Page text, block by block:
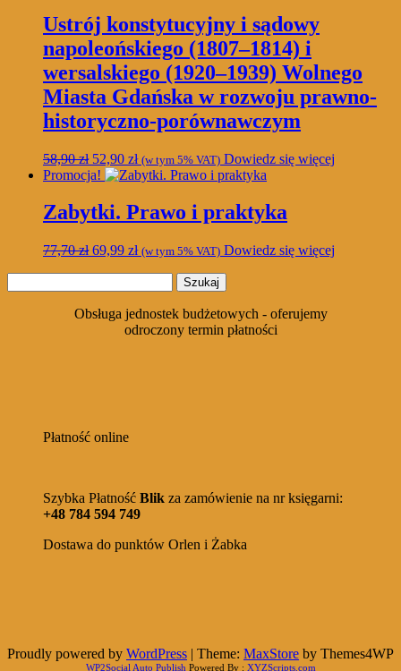
Ustrój konstytucyjny i sądowy
napoleońskiego (1807–1814) i
wersalskiego (1920–1939) Wolnego
Miasta Gdańska w rozwoju prawno-
historyczno-porównawczym
58,90zł Pierwotna
cena
58,90 zł.
52,90 złAktualna
cena
52,90 zł.
(w tym 5% VAT) Dowiedz się więcej
Promocja!
Zabytki. Prawo i praktyka
77,70zł Pierwotna
69,99 złAktualna
(w tym 5% VAT) Dowiedz się więcej
Obsługa jednostek budżetowych - oferujemy
odroczony termin płatności
Płatność online
Szybka Płatność Blik za zamówienie na nr księgarni:
+48 784 594 749
Dostawa do punktów Orlen i Żabka
Proudly powered by WordPress | Theme: MaxStore by Themes4WP
WP2Social Auto Publish Powered By : XYZScripts.com